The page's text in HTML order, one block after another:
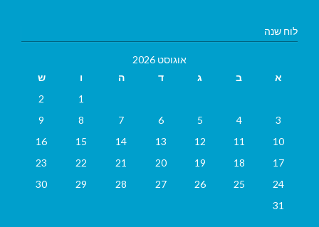
לוח שנה
אוגוסט 2026
א
ב ג ד ה ו
ש
1
2
3
4
5
6
7
8
9
10
11
12
13
14
15
16
17
18
19
20
21
22
23
24
25
26
27
28
29
30
31